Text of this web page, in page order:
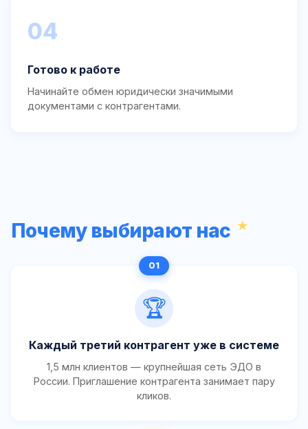
04
Готово к работе
Начинайте обмен юридически значимыми
документами с контрагентами.
Почему выбирают нас
🏆
Каждый третий контрагент уже в системе
1,5 млн клиентов — крупнейшая сеть ЭДО в
России. Приглашение контрагента занимает пару
кликов.